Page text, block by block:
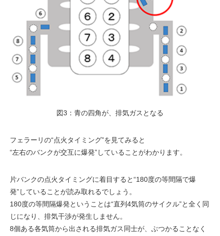
図3：青の四角が、排気ガスとなる
フェラーリの“点火タイミング”を見てみると
“左右のバンクが交互に爆発”していることがわかります。
片バンクの点火タイミングに着目すると“180度の等間隔で爆
発”していることが読み取れるでしょう。
180度の等間隔爆発ということは“直列4気筒のサイクル”と全く同
じになり、排気干渉が発生しません。
8個ある各気筒から出される排気ガス同士が、ぶつかることなく